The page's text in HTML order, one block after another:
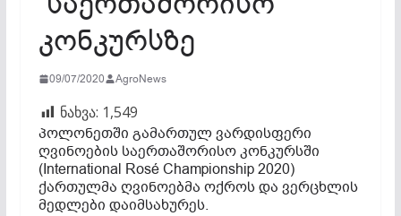
კონკურსზე
09/07/2020 AgroNews
ნახვა: 1,549
პოლონეთში გამართულ ვარდისფერი
ღვინოების საერთაშორისო კონკურსში
(International Rosé Championship 2020)
ქართულმა ღვინოებმა ოქროს და ვერცხლის
მედლები დაიმსახურეს.